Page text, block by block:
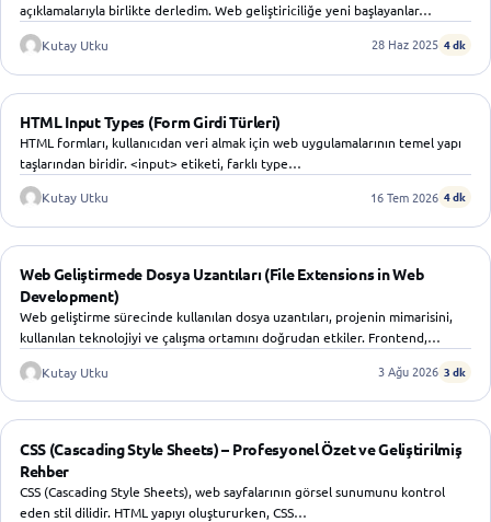
açıklamalarıyla birlikte derledim. Web geliştiriciliğe yeni başlayanlar…
Kutay Utku
28 Haz 2025 4 dk
WEB TASARIM
HTML Input Types (Form Girdi Türleri)
HTML formları, kullanıcıdan veri almak için web uygulamalarının temel yapı
taşlarından biridir. <input> etiketi, farklı type…
Kutay Utku
16 Tem 2026 4 dk
WEB TASARIM
Web Geliştirmede Dosya Uzantıları (File Extensions in Web
Development)
Web geliştirme sürecinde kullanılan dosya uzantıları, projenin mimarisini,
kullanılan teknolojiyi ve çalışma ortamını doğrudan etkiler. Frontend,…
Kutay Utku
3 Ağu 2026 3 dk
WEB TASARIM
CSS (Cascading Style Sheets) – Profesyonel Özet ve Geliştirilmiş
Rehber
CSS (Cascading Style Sheets), web sayfalarının görsel sunumunu kontrol
eden stil dilidir. HTML yapıyı oluştururken, CSS…